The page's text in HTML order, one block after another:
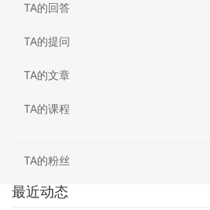
TA的回答
TA的提问
TA的文章
TA的课程
TA的粉丝
最近动态